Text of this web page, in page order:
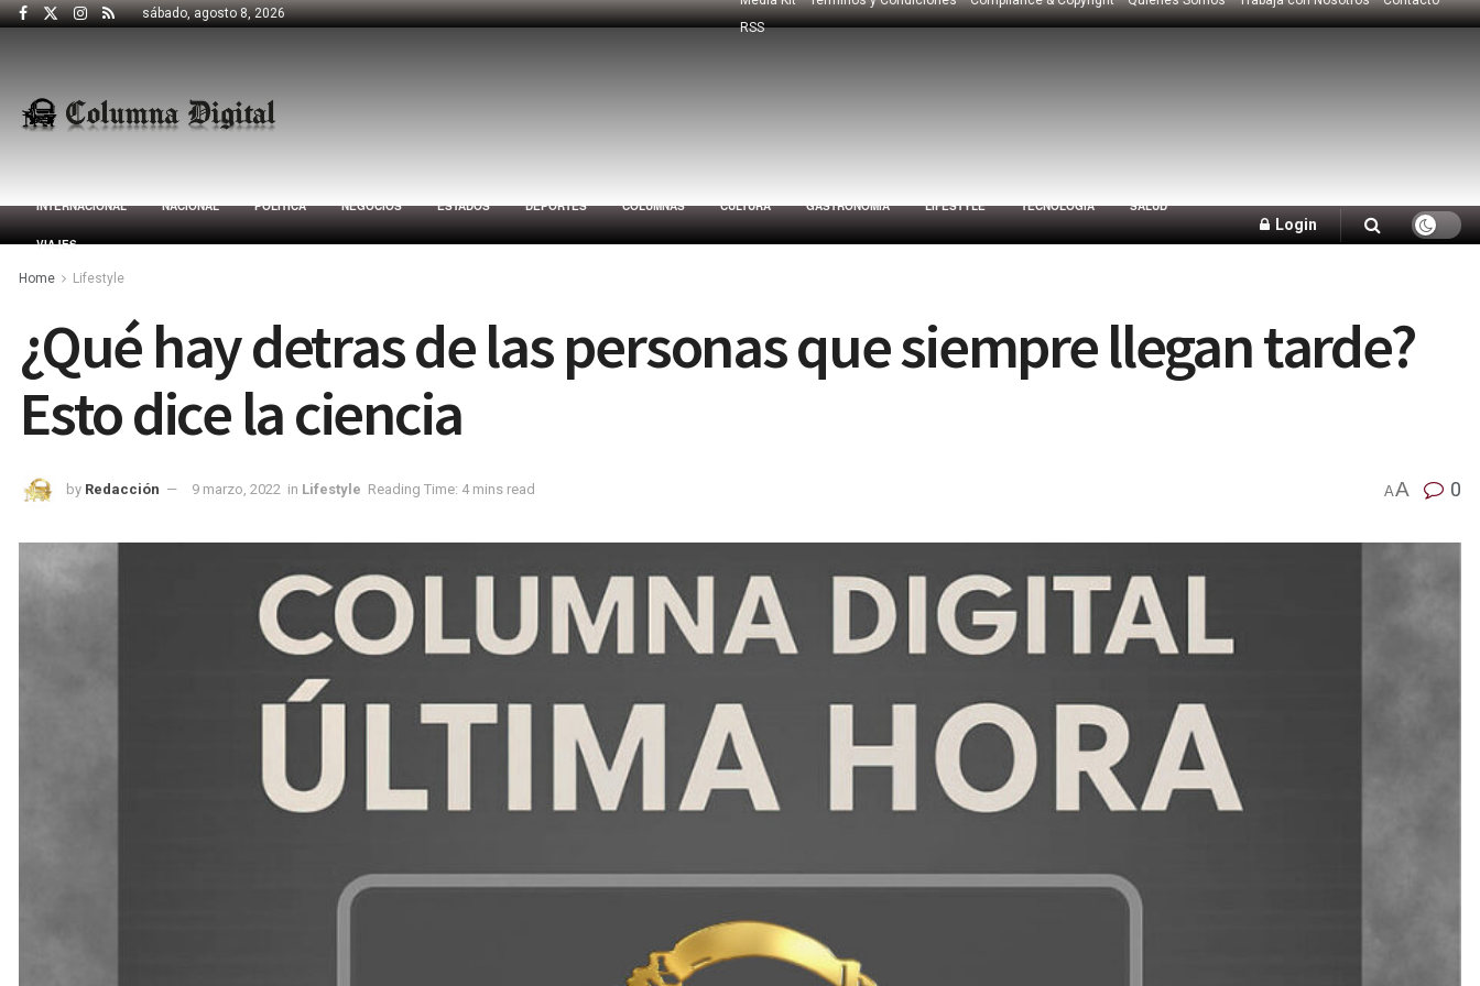
sábado, agosto 8, 2026
RSS
INTERNACIONAL NACIONAL POLÍTICA NEGOCIOS ESTADOS DEPORTES COLUMNAS CULTURA GASTRONOMÍA LIFESTYLE TECNOLOGÍA SALUD
VIAJES
Login
Home Lifestyle
¿Qué hay detras de las personas que siempre llegan tarde?
Esto dice la ciencia
by Redacción 9 marzo, 2022 in Lifestyle Reading Time: 4 mins read AA 0